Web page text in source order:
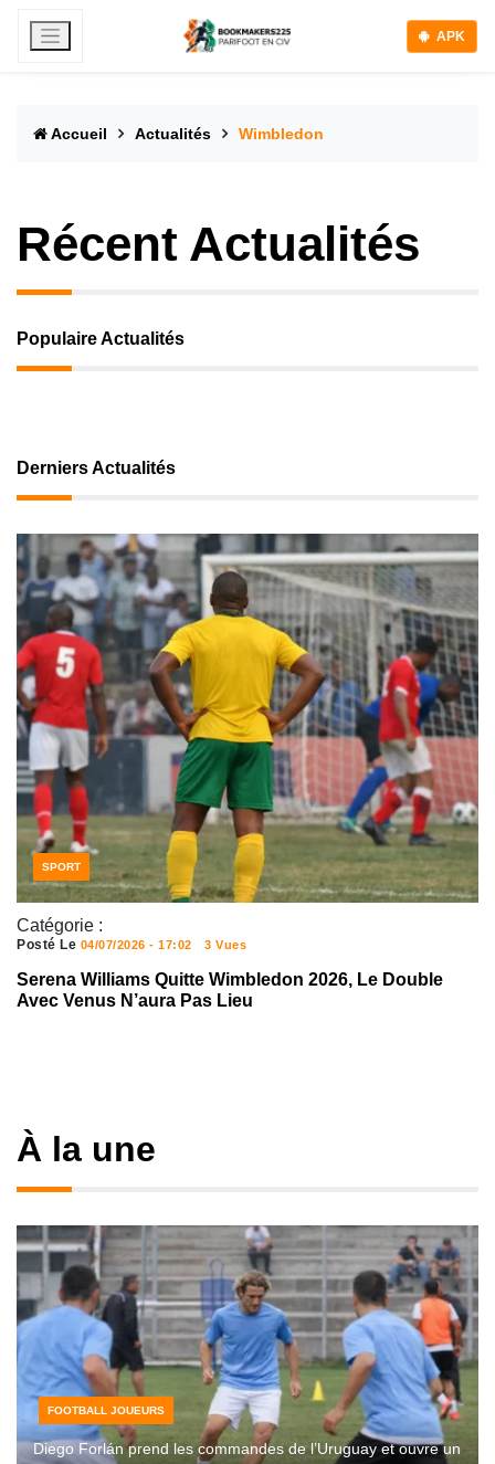
APK
Accueil Actualités Wimbledon
Récent Actualités
Populaire Actualités
Derniers Actualités
Catégorie :
SPORT
Posté Le 04/07/2026 - 17:02 3 Vues
Serena Williams Quitte Wimbledon 2026, Le Double
Avec Venus N’aura Pas Lieu
À la une
FOOTBALL JOUEURS
Diego Forlán prend les commandes de l’Uruguay et ouvre un